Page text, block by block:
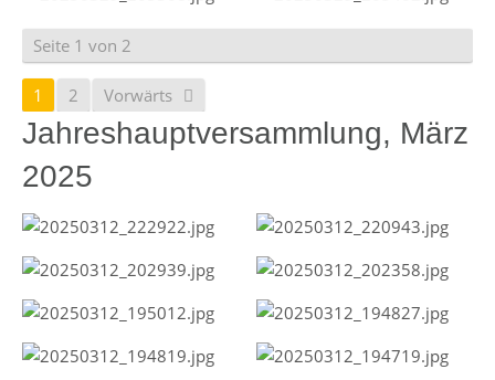
Seite 1 von 2
1 2 Vorwärts
Jahreshauptversammlung, März
2025